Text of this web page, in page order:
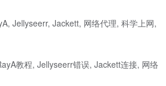
Jellyseerr, Jackett, 网络代理, 科学上网,
教程, Jellyseerr错误, Jackett连接, 网络